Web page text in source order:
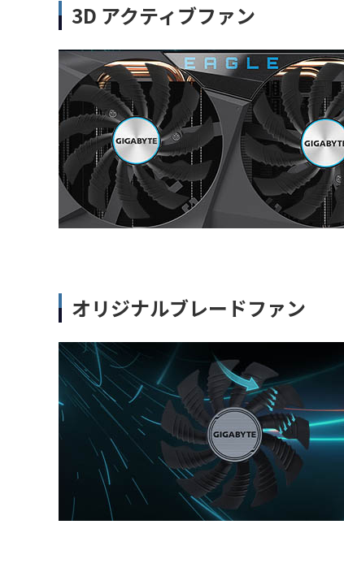
3D アクティブファン
オリジナルブレードファン